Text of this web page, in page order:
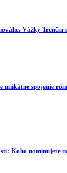
Vážky Trenčín
unikátne spojenie
Koho nominujete